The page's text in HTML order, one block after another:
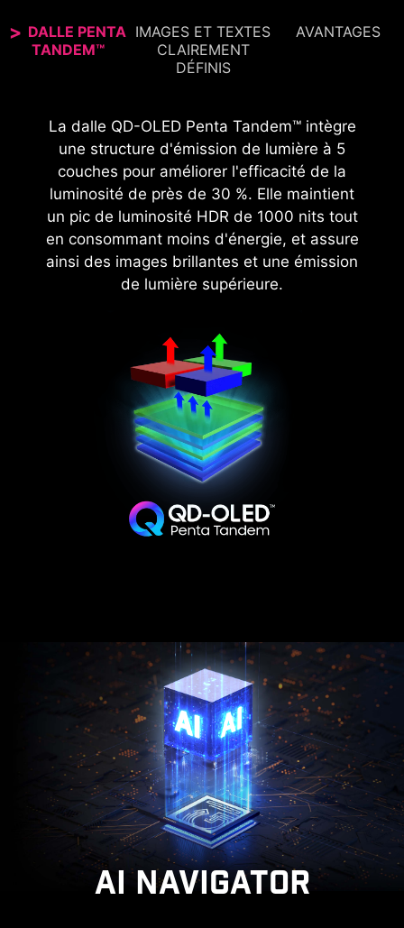
DALLE PENTA
TANDEM™
IMAGES ET TEXTES
CLAIREMENT
DÉFINIS
AVANTAGES
La dalle QD-OLED Penta Tandem™ intègre
une structure d'émission de lumière à 5
couches pour améliorer l'efficacité de la
luminosité de près de 30 %. Elle maintient
un pic de luminosité HDR de 1000 nits tout
en consommant moins d'énergie, et assure
ainsi des images brillantes et une émission
de lumière supérieure.
L'écran MPG 272URX QD-OLED offre un niveau
de pixels par pouce de 166 et délivre ainsi des
images plus détaillées et réaslites et des textes
plus clairs pour une expérience plus fluide.
27” QHD QD-OLED
27” UHD QD-OLED
True Black 400, offre une couverture de 99,9 %
du profil de couleurs DCI-P3 et une précision
Delta E inférieure à 2, pour des couleurs vives,
des images détaillées et une expérience visuelle
réaliste, garantissant une expérience de jeu et
multimédia supérieure.
0,03 ms gris à
1500000:1
AI NAVIGATOR